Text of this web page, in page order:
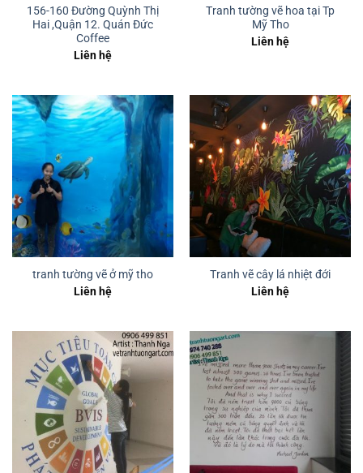
156-160 Đường Quỳnh Thị
Hai ,Quận 12. Quán Đức
Coffee
Liên hệ
Tranh tường vẽ hoa tại Tp
Mỹ Tho
Liên hệ
tranh tường vẽ ở mỹ tho
Liên hệ
Tranh vẽ cây lá nhiệt đới
Liên hệ